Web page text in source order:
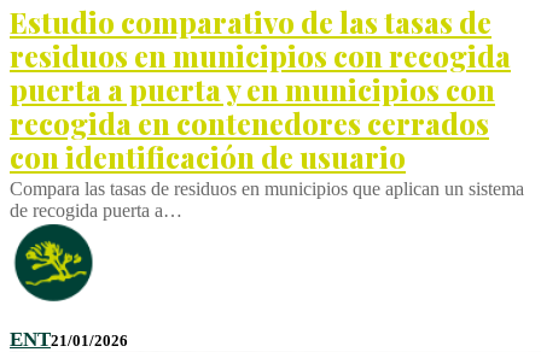
Estudio comparativo de las tasas de
residuos en municipios con recogida
puerta a puerta y en municipios con
recogida en contenedores cerrados
con identificación de usuario
Compara las tasas de residuos en municipios que aplican un sistema
de recogida puerta a…
ENT21/01/2026